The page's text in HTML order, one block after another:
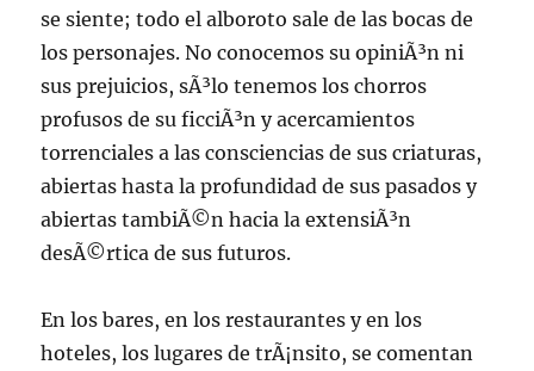
se siente; todo el alboroto sale de las bocas de
los personajes. No conocemos su opiniÃ³n ni
sus prejuicios, sÃ³lo tenemos los chorros
profusos de su ficciÃ³n y acercamientos
torrenciales a las consciencias de sus criaturas,
abiertas hasta la profundidad de sus pasados y
abiertas tambiÃ©n hacia la extensiÃ³n
desÃ©rtica de sus futuros.
En los bares, en los restaurantes y en los
hoteles, los lugares de trÃ¡nsito, se comentan